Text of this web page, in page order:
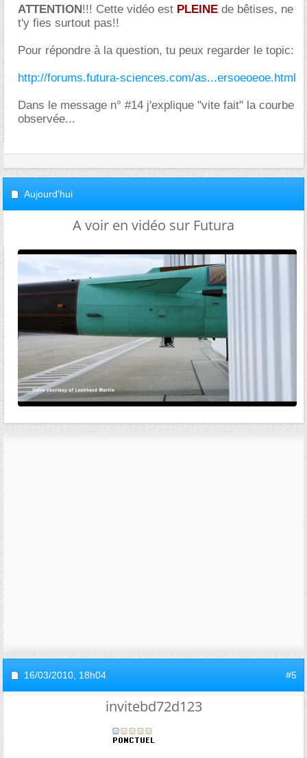
ATTENTION!!! Cette vidéo est PLEINE de bêtises, ne
t'y fies surtout pas!!
Pour répondre à la question, tu peux regarder le topic:
http://forums.futura-sciences.com/as...ersoeoeoe.html
Dans le message n° #14 j'explique "vite fait" la courbe
observée...
Aujourd'hui
A voir en vidéo sur Futura
16/03/2010, 18h04 #5
invitebd72d123